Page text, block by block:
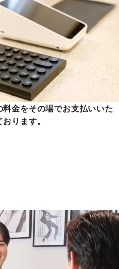
金をその場でお支払いいた
ります。